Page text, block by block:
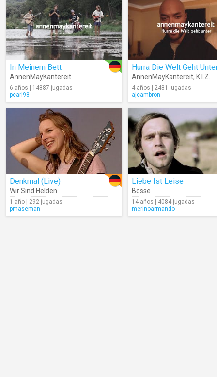
In Meinem Bett
AnnenMayKantereit
6 años | 14887 jugadas
pearl98
Hurra Die Welt Geht
AnnenMayKantereit, K.I.Z.
4 años | 2481 jugadas
ajcambron
Denkmal (Live)
Wir Sind Helden
1 año | 292 jugadas
pmaseman
Liebe Ist Leise
Bosse
14 años | 4084 jugadas
merinoarmando